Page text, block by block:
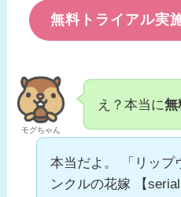
無料トライアル実
モグちゃん
え？本当に無
本当だよ。 「リップ
ンクルの花嫁 【serial